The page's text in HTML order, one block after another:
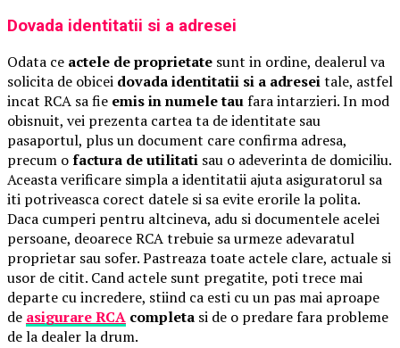
Dovada identitatii si a adresei
Odata ce actele de proprietate sunt in ordine, dealerul va
solicita de obicei dovada identitatii si a adreseitale, astfel
incat RCA sa fie emis in numele taufara intarzieri. In mod
obisnuit, vei prezenta cartea ta de identitate sau
pasaportul, plus un document care confirma adresa,
precum ofactura de utilitati sau o adeverinta de domiciliu.
Aceasta verificare simpla a identitatii ajuta asiguratorul sa
iti potriveasca corect datele si sa evite erorile la polita.
Daca cumperi pentru altcineva, adu si documentele acelei
persoane, deoarece RCA trebuie sa urmeze adevaratul
proprietar sau sofer. Pastreaza toate actele clare, actuale si
usor de citit. Cand actele sunt pregatite, poti trece mai
departe cu incredere, stiind ca esti cu un pas mai aproape
de asigurare RCA completa si de o predare fara probleme
de la dealer la drum.